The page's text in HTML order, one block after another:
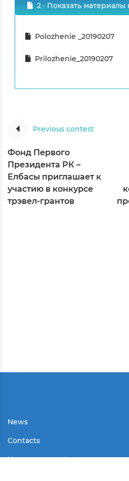
2 · Показать материалы
Polozhenie _20190207
Prilozhenie_20190207
Previous contest
Фонд Первого
Президента РК –
Елбасы приглашает к
участию в конкурсе
трэвел-грантов
News
Contacts
User agreement